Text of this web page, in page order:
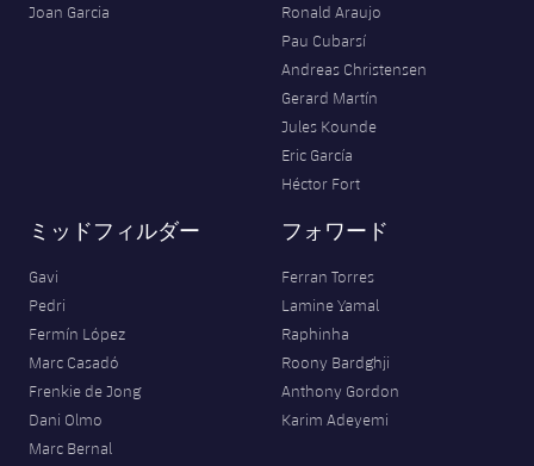
Joan Garcia
Ronald Araujo
Pau Cubarsí
Andreas Christensen
Gerard Martín
Jules Kounde
Eric García
Héctor Fort
ミッドフィルダー
Gavi
Pedri
Fermín López
Marc Casadó
Frenkie de Jong
Dani Olmo
Marc Bernal
フォワード
Ferran Torres
Lamine Yamal
Raphinha
Roony Bardghji
Anthony Gordon
Karim Adeyemi